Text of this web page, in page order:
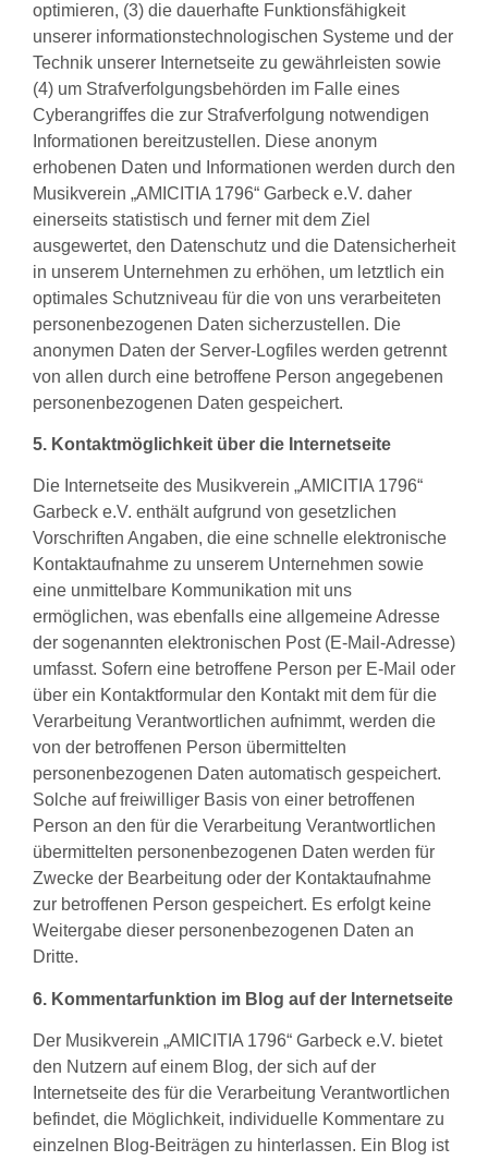
optimieren, (3) die dauerhafte Funktionsfähigkeit
unserer informationstechnologischen Systeme und der
Technik unserer Internetseite zu gewährleisten sowie
(4) um Strafverfolgungsbehörden im Falle eines
Cyberangriffes die zur Strafverfolgung notwendigen
Informationen bereitzustellen. Diese anonym
erhobenen Daten und Informationen werden durch den
Musikverein „AMICITIA 1796“ Garbeck e.V. daher
einerseits statistisch und ferner mit dem Ziel
ausgewertet, den Datenschutz und die Datensicherheit
in unserem Unternehmen zu erhöhen, um letztlich ein
optimales Schutzniveau für die von uns verarbeiteten
personenbezogenen Daten sicherzustellen. Die
anonymen Daten der Server-Logfiles werden getrennt
von allen durch eine betroffene Person angegebenen
personenbezogenen Daten gespeichert.
5. Kontaktmöglichkeit über die Internetseite
Die Internetseite des Musikverein „AMICITIA 1796“
Garbeck e.V. enthält aufgrund von gesetzlichen
Vorschriften Angaben, die eine schnelle elektronische
Kontaktaufnahme zu unserem Unternehmen sowie
eine unmittelbare Kommunikation mit uns
ermöglichen, was ebenfalls eine allgemeine Adresse
der sogenannten elektronischen Post (E-Mail-Adresse)
umfasst. Sofern eine betroffene Person per E-Mail oder
über ein Kontaktformular den Kontakt mit dem für die
Verarbeitung Verantwortlichen aufnimmt, werden die
von der betroffenen Person übermittelten
personenbezogenen Daten automatisch gespeichert.
Solche auf freiwilliger Basis von einer betroffenen
Person an den für die Verarbeitung Verantwortlichen
übermittelten personenbezogenen Daten werden für
Zwecke der Bearbeitung oder der Kontaktaufnahme
zur betroffenen Person gespeichert. Es erfolgt keine
Weitergabe dieser personenbezogenen Daten an
Dritte.
6. Kommentarfunktion im Blog auf der Internetseite
Der Musikverein „AMICITIA 1796“ Garbeck e.V. bietet
den Nutzern auf einem Blog, der sich auf der
Internetseite des für die Verarbeitung Verantwortlichen
befindet, die Möglichkeit, individuelle Kommentare zu
einzelnen Blog-Beiträgen zu hinterlassen. Ein Blog ist